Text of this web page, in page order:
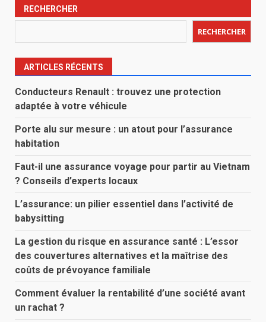
RECHERCHER
RECHERCHER
ARTICLES RÉCENTS
Conducteurs Renault : trouvez une protection
adaptée à votre véhicule
Porte alu sur mesure : un atout pour l’assurance
habitation
Faut-il une assurance voyage pour partir au Vietnam
? Conseils d’experts locaux
L’assurance: un pilier essentiel dans l’activité de
babysitting
La gestion du risque en assurance santé : L’essor
des couvertures alternatives et la maîtrise des
coûts de prévoyance familiale
Comment évaluer la rentabilité d’une société avant
un rachat ?